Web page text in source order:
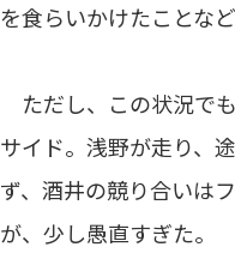
を食らいかけたことな
ただし、この状況で
サイド。浅野が走り、
ず、酒井の競り合いは
が、少し愚直すぎた。